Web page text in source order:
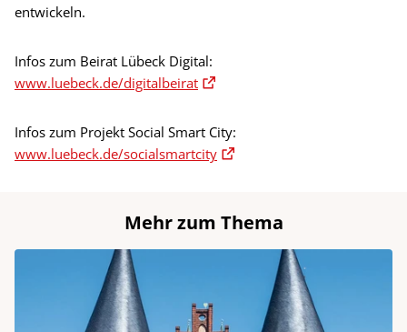
entwickeln.
Infos zum Beirat Lübeck Digital:
www.luebeck.de/digitalbeirat
Infos zum Projekt Social Smart City:
www.luebeck.de/socialsmartcity
Mehr zum Thema